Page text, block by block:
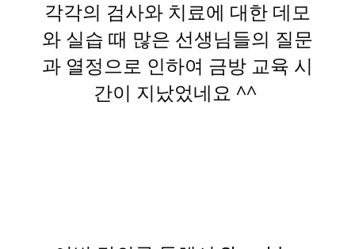
각각의 검사와 치료에 대한 데모
와 실습 때 많은 선생님들의 질문
과 열정으로 인하여 금방 교육 시
간이 지났었네요 ^^